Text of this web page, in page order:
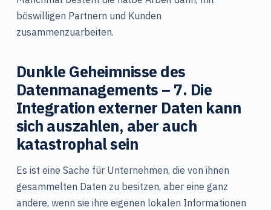
böswilligen Partnern und Kunden
zusammenzuarbeiten.
Dunkle Geheimnisse des
Datenmanagements – 7. Die
Integration externer Daten kann
sich auszahlen, aber auch
katastrophal sein
Es ist eine Sache für Unternehmen, die von ihnen
gesammelten Daten zu besitzen, aber eine ganz
andere, wenn sie ihre eigenen lokalen Informationen